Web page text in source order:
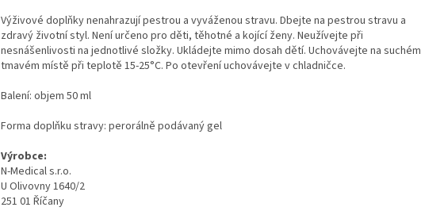
Výživové doplňky nenahrazují pestrou a vyváženou stravu. Dbejte na pestrou stravu a
zdravý životní styl. Není určeno pro děti, těhotné a kojící ženy. Neužívejte při
nesnášenlivosti na jednotlivé složky. Ukládejte mimo dosah dětí. Uchovávejte na suchém
tmavém místě při teplotě 15-25°C. Po otevření uchovávejte v chladničce.
Balení: objem 50 ml
Forma doplňku stravy: perorálně podávaný gel
Výrobce:
N-Medical s.r.o.
U Olivovny 1640/2
251 01 Říčany